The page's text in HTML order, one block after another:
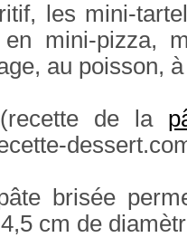
les mini-
mini-pizza,
au poisson, à
de la
brisée
cm de